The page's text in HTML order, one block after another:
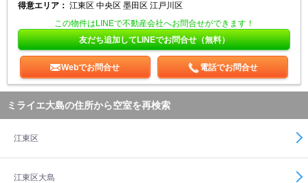
得意エリア： 江東区 中央区 墨田区 江戸川区
この物件はLINEで不動産会社へお問合せができます！
友だち追加してLINEでお問合せ（無料）
Webでお問合せ 電話でお問合せ
ミライエ大島の住所から空室を再検索
江東区
江東区大島